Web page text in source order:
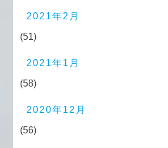
2021年2月
(51)
2021年1月
(58)
2020年12月
(56)